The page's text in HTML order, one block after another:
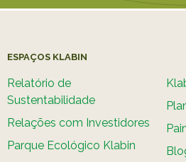
ESPAÇOS KLABIN
Relatório de
Sustentabilidade
Relações com Investidores
Parque Ecológico Klabin